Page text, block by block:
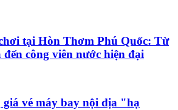
tại Hòn Thơm Phú Quốc: Từ
công viên nước hiện đại
giá vé máy bay nội địa "hạ